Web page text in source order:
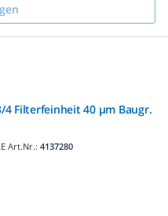
Filterfeinheit 40 µm Baugr.
Art.Nr.: 4137280